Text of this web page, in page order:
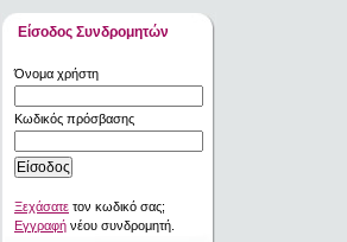
Είσοδος Συνδρομητών
Όνομα χρήστη
Κωδικός πρόσβασης
Ξεχάσατε τον κωδικό σας;
Εγγραφή νέου συνδρομητή.